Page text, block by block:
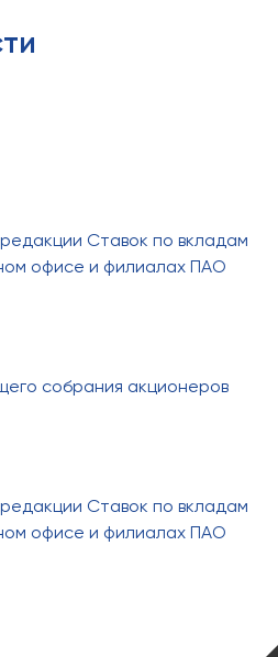
Ставок по вкладам
офисе и филиалах ПАО
собрания акционеров
Ставок по вкладам
офисе и филиалах ПАО